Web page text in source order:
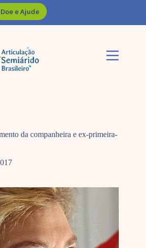
Doe e Ajude
da companheira e ex-primeira-